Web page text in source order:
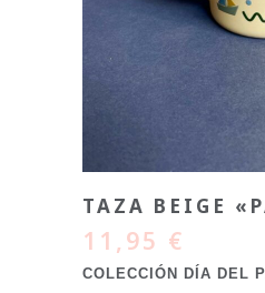
TAZA BEIGE
11,95 €
COLECCIÓN DÍA DEL